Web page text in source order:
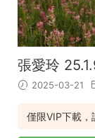
張愛玲
2025-03-21
僅限VIP下載，